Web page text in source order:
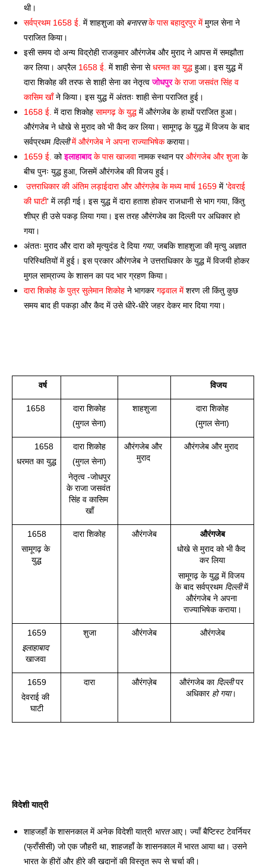
थी।
सर्वप्रथम 1658 ई. में शाहशुजा को बनारस के पास बहादुरपुर में मुगल सेना ने
पराजित किया।
इसी समय दो अन्य विद्रोही राजकुमार औरंगजेब और मुराद ने आपस में समझौता
कर लिया। अप्रैल 1658 ई. में शाही सेना से धरमत का युद्ध हुआ। इस युद्ध में
दारा शिकोह की तरफ से शाही सेना का नेतृत्व जोधपुर के राजा जसवंत सिंह व
कासिम खाँ ने किया। इस युद्ध में अंततः शाही सेना पराजित हुई।
1658 ई. में दारा शिकोह सामगढ़ के युद्ध में औरंगजेब के हाथों पराजित हुआ।
औरंगजेब ने धोखे से मुराद को भी कैद कर लिया। सामूगढ़ के युद्ध में विजय के बाद
सर्वप्रथम दिल्ली में औरंगजेब ने अपना राज्याभिषेक कराया।
1659 ई. को इलाहाबाद के पास खाजवा नामक स्थान पर औरंगजेब और शुजा के
बीच पुनः युद्ध हुआ, जिसमें औरंगजेब की विजय हुई।
उत्तराधिकार की अंतिम लड़ाईदारा और औरंगज़ेब के मध्य मार्च 1659 में ‘देवराई
की घाटी‘ में लड़ी गई। इस युद्ध में दारा हताश होकर राजधानी से भाग गया, किंतु
शीघ्र ही उसे पकड़ लिया गया। इस तरह औरंगजेब का दिल्ली पर अधिकार हो
गया।
अंततः मुराद और दारा को मृत्युदंड दे दिया गया, जबकि शाहशुजा की मृत्यु अज्ञात
परिस्थितियों में हुई। इस प्रकार औरंगजेब ने उत्तराधिकार के युद्ध में विजयी होकर
मुगल साम्राज्य के शासन का पद भार ग्रहण किया।
दारा शिकोह के पुत्र सुलेमान शिकोह ने भागकर गढ़वाल में शरण ली किंतु कुछ
समय बाद ही पकड़ा और कैद में उसे धीरे-धीरे जहर देकर मार दिया गया।
वर्ष विजय
1658
दारा शिकोह
(मुगल सेना)
शाहशुजा
दारा शिकोह
(मुगल सेना)
1658
धरमत का युद्ध
दारा शिकोह
(मुगल सेना)
नेतृत्व -जोधपुर
के राजा जसवंत
सिंह व कासिम
खाँ
औरंगजेब और
मुराद
औरंगजेब और मुराद
1658
सामूगढ़ के
युद्ध
दारा शिकोह औरंगजेब
औरंगजेब
धोखे से मुराद को भी कैद
कर लिया
सामूगढ़ के युद्ध में विजय
के बाद सर्वप्रथम दिल्ली में
औरंगजेब ने अपना
राज्याभिषेक कराया।
1659
इलाहाबाद
खाजवा
शुजा औरंगजेब औरंगजेब
1659
देवराई की
घाटी
दारा औरंगज़ेब औरंगजेब का दिल्ली पर
अधिकार हो गया।
विदेशी यात्री
शाहजहाँ के शासनकाल में अनेक विदेशी यात्री भारत आए। ज्याँ बैप्टिस्ट टेवर्नियर
(फ्राँसीसी) जो एक जौहरी था, शाहजहाँ के शासनकाल में भारत आया था। उसने
भारत के हीरों और हीरे की खदानों की विस्तृत रूप से चर्चा की।